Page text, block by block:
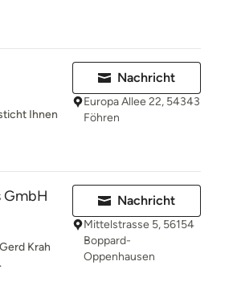
Ihnen
Nachricht
Europa Allee 22, 54343
Föhren
GmbH
Krah
Nachricht
Mittelstrasse 5, 56154
Boppard-
Oppenhausen